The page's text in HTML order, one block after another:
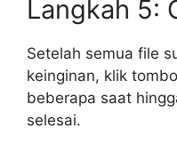
Langkah 5:
Setelah semua file
keinginan, klik
beberapa saat
selesai.